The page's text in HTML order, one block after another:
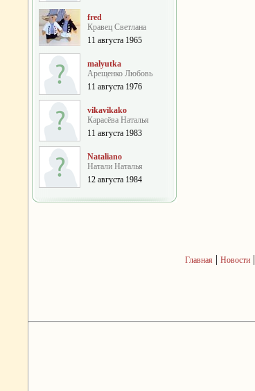
fred
Кравец Светлана
11 августа 1965
malyutka
Арещенко Любовь
11 августа 1976
vikavikako
Карасёва Наталья
11 августа 1983
Nataliano
Натали Наталья
12 августа 1984
Главная | Новости|